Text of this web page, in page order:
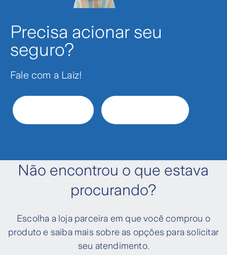
Precisa acionar seu
seguro?
Fale com a Laiz!
Não encontrou o que estava
procurando?
Escolha a loja parceira em que você comprou o
produto e saiba mais sobre as opções para solicitar
seu atendimento.